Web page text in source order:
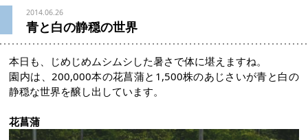
2014.06.26
青と白の静穏の世界
本日も、じめじめムシムシした暑さで体に堪えますね。
園内は、200,000本の花菖蒲と1,500株のあじさいが青と白の
静穏な世界を醸し出しています。
花菖蒲